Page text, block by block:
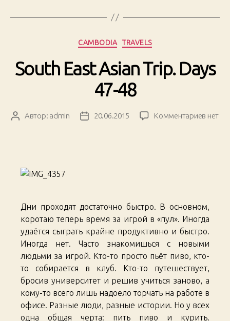
Рубрики
CAMBODIA TRAVELS
South East Asian Trip. Days
47-48
АвторАвтор: admin
Дата20.06.2015 Комментариев к
48
нет
Дни проходят достаточно быстро. В основном,
коротаю теперь время за игрой в «пул». Иногда
удаётся сыграть крайне продуктивно и быстро.
Иногда нет. Часто знакомишься с новыми
людьми за игрой. Кто-то просто пьёт пиво, кто-
то собирается в клуб. Кто-то путешествует,
бросив университет и решив учиться заново, а
кому-то всего лишь надоело торчать на работе в
офисе. Разные люди, разные истории. Но у всех
одна общая черта: пить пиво и курить.